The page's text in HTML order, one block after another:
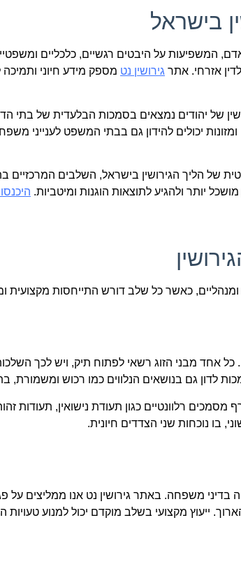
בישראל
המשפיעות על היבטים רגשיים, כלכליים
אזרחי. אתר גירושין נט מספק מידע חיוני
של יהודים נמצאים בסמכות הבלעדית של בתי
יכולים להידון גם בבתי המשפט לענייני
הליך הגירושין בישראל, השלבים המרכזיים
יותר ולהגיע לתוצאות הוגנות ומיטביות.
כאשר כל שלב דורש התייחסות מקצועית
כל אחד מבני הזוג רשאי לפתוח תיק, ויש לכך
לדון גם בנושאים הנלווים כמו רכוש ומשמורת,
רלוונטיים כגון תעודת נישואין, תעודות
בו נוכחות שני הצדדים חיונית.
משפחה. באתר גירושין נט אנו ממליצים על
ייעוץ מקצועי בשלב מוקדם יכול למנוע טעויות